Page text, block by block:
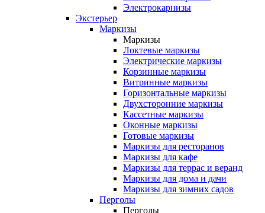
Электрокарнизы
Экстерьер
Маркизы
Маркизы
Локтевые маркизы
Электрические маркизы
Корзинные маркизы
Витринные маркизы
Горизонтальные маркизы
Двухсторонние маркизы
Кассетные маркизы
Оконные маркизы
Готовые маркизы
Маркизы для ресторанов
Маркизы для кафе
Маркизы для террас и веранд
Маркизы для дома и дачи
Маркизы для зимних садов
Перголы
Перголы